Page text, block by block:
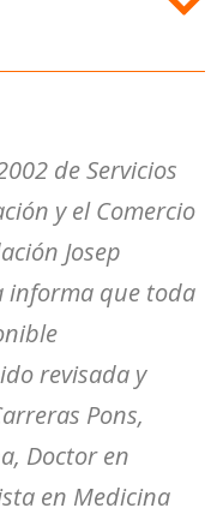
de Servicios
y el Comercio
Josep
informa que toda
revisada y
Pons,
Doctor en
en Medicina